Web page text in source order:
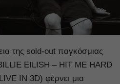
της sold-out παγκόσμιας
BILLIE EILISH – HIT ME HARD
IN 3D) φέρνει μια